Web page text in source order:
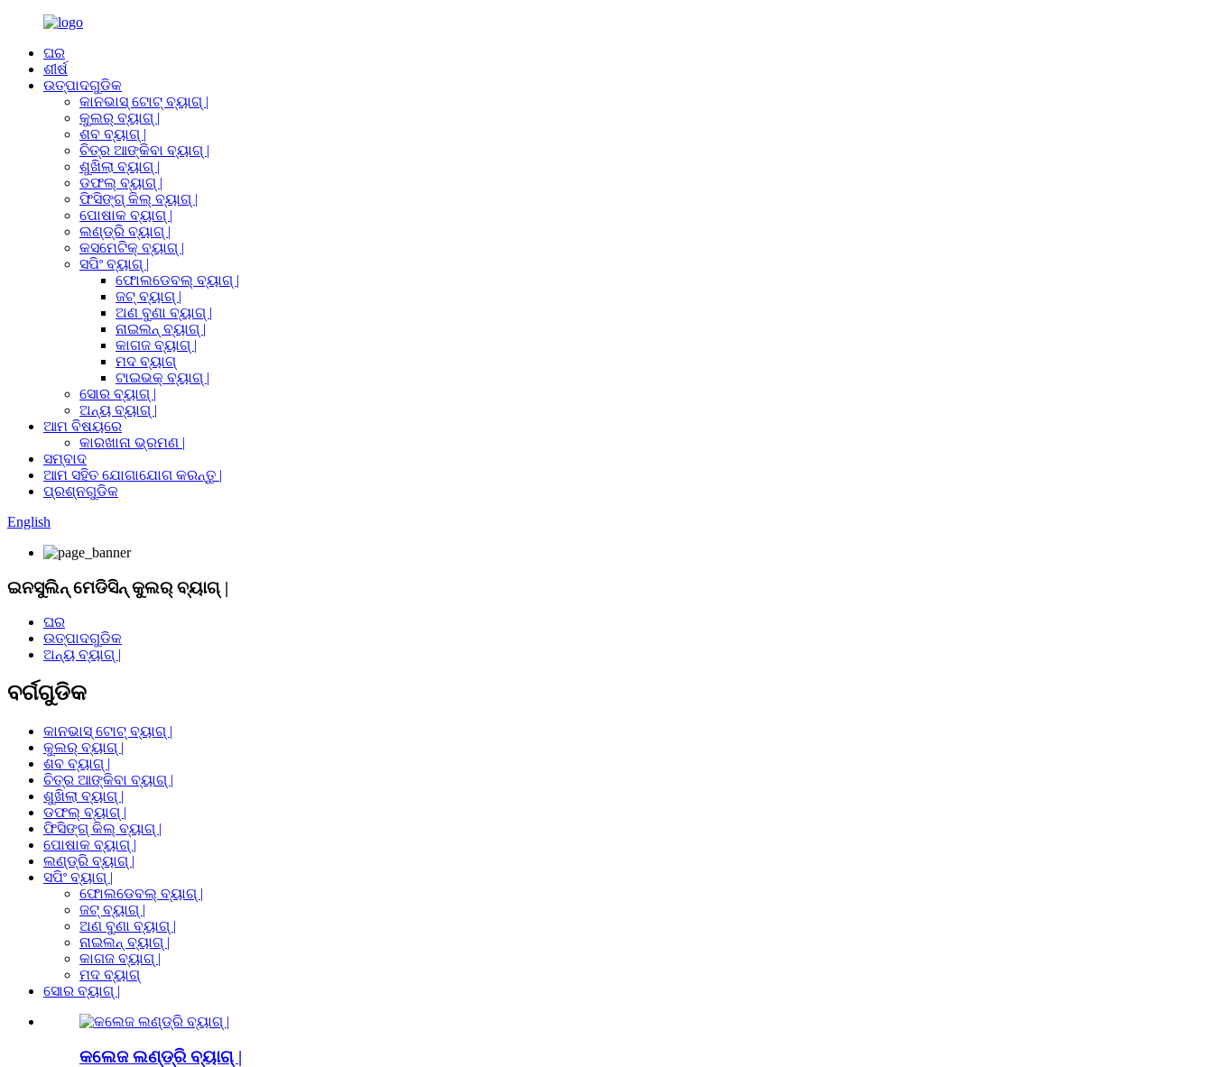
ଘର
ଶୀର୍ଷ
ଉତ୍ପାଦଗୁଡିକ
କାନଭାସ୍ ଟୋଟ୍ ବ୍ୟାଗ୍ |
କୁଲର୍ ବ୍ୟାଗ୍ |
ଶବ ବ୍ୟାଗ୍ |
ଚିତ୍ର ଆଙ୍କିବା ବ୍ୟାଗ୍ |
ଶୁଖିଲା ବ୍ୟାଗ୍ |
ଡଫଲ୍ ବ୍ୟାଗ୍ |
ଫିସିଙ୍ଗ୍ କିଲ୍ ବ୍ୟାଗ୍ |
ପୋଷାକ ବ୍ୟାଗ୍ |
ଲଣ୍ଡ୍ରି ବ୍ୟାଗ୍ |
କସମେଟିକ୍ ବ୍ୟାଗ୍ |
ସପିଂ ବ୍ୟାଗ୍ |
ଫୋଲଡେବଲ୍ ବ୍ୟାଗ୍ |
ଜଟ୍ ବ୍ୟାଗ୍ |
ଅଣ ବୁଣା ବ୍ୟାଗ୍ |
ନାଇଲନ୍ ବ୍ୟାଗ୍ |
କାଗଜ ବ୍ୟାଗ୍ |
ମଦ ବ୍ୟାଗ୍
ଟାଇଭକ୍ ବ୍ୟାଗ୍ |
ସୋର ବ୍ୟାଗ୍ |
ଅନ୍ୟ ବ୍ୟାଗ୍ |
ଆମ ବିଷୟରେ
କାରଖାନା ଭ୍ରମଣ |
ସମ୍ବାଦ
ଆମ ସହିତ ଯୋଗାଯୋଗ କରନ୍ତୁ |
ପ୍ରଶ୍ନଗୁଡିକ
English
ଇନସୁଲିନ୍ ମେଡିସିନ୍ କୁଲର୍ ବ୍ୟାଗ୍ |
ଘର
ଉତ୍ପାଦଗୁଡିକ
ଅନ୍ୟ ବ୍ୟାଗ୍ |
ବର୍ଗଗୁଡିକ
କାନଭାସ୍ ଟୋଟ୍ ବ୍ୟାଗ୍ |
କୁଲର୍ ବ୍ୟାଗ୍ |
ଶବ ବ୍ୟାଗ୍ |
ଚିତ୍ର ଆଙ୍କିବା ବ୍ୟାଗ୍ |
ଶୁଖିଲା ବ୍ୟାଗ୍ |
ଡଫଲ୍ ବ୍ୟାଗ୍ |
ଫିସିଙ୍ଗ୍ କିଲ୍ ବ୍ୟାଗ୍ |
ପୋଷାକ ବ୍ୟାଗ୍ |
ଲଣ୍ଡ୍ରି ବ୍ୟାଗ୍ |
ସପିଂ ବ୍ୟାଗ୍ |
ଫୋଲଡେବଲ୍ ବ୍ୟାଗ୍ |
ଜଟ୍ ବ୍ୟାଗ୍ |
ଅଣ ବୁଣା ବ୍ୟାଗ୍ |
ନାଇଲନ୍ ବ୍ୟାଗ୍ |
କାଗଜ ବ୍ୟାଗ୍ |
ମଦ ବ୍ୟାଗ୍
ସୋର ବ୍ୟାଗ୍ |
କଲେଜ ଲଣ୍ଡ୍ରି ବ୍ୟାଗ୍ |